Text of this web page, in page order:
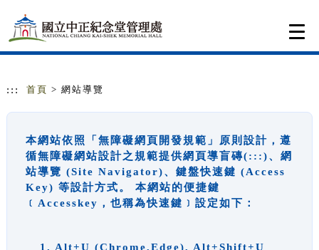
::: 首頁 > 網站導覽
本網站依照「無障礙網頁開發規範」原則設計，遵
循無障礙網站設計之規範提供網頁導盲磚(:::)、網
站導覽 (Site Navigator)、鍵盤快速鍵 (Access
Key) 等設計方式。 本網站的便捷鍵
﹝Accesskey，也稱為快速鍵﹞設定如下：
1. Alt+U (Chrome,Edge), Alt+Shift+U